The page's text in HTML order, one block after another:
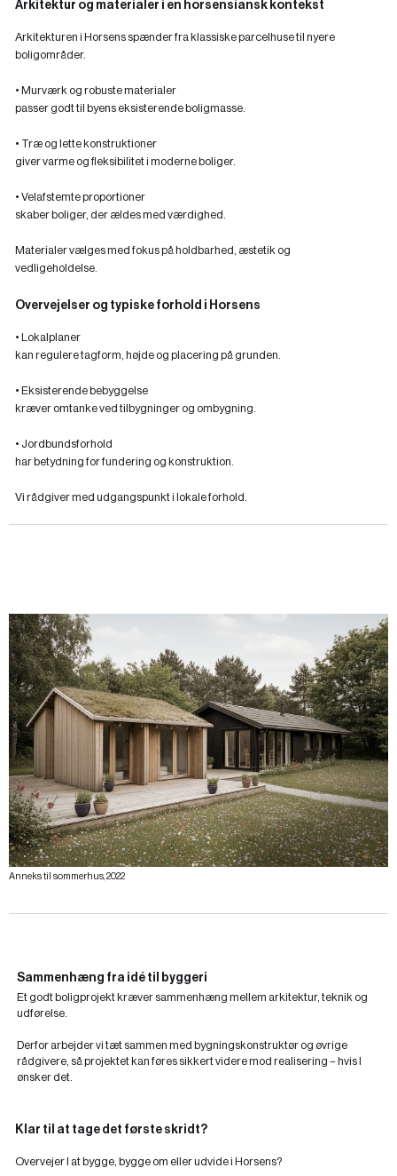
Arkitektur og materialer i en horsensiansk kontekst
Arkitekturen i Horsens spænder fra klassiske parcelhuse til nyere
boligområder.
• Murværk og robuste materialer
passer godt til byens eksisterende boligmasse.
• Træ og lette konstruktioner
giver varme og fleksibilitet i moderne boliger.
• Velafstemte proportioner
skaber boliger, der ældes med værdighed.
Materialer vælges med fokus på holdbarhed, æstetik og
vedligeholdelse.
Overvejelser og typiske forhold i Horsens
• Lokalplaner
kan regulere tagform, højde og placering på grunden.
• Eksisterende bebyggelse
kræver omtanke ved tilbygninger og ombygning.
• Jordbundsforhold
har betydning for fundering og konstruktion.
Vi rådgiver med udgangspunkt i lokale forhold.
Anneks til sommerhus, 2022
Sammenhæng fra idé til byggeri
Et godt boligprojekt kræver sammenhæng mellem arkitektur, teknik og
udførelse.
Derfor arbejder vi tæt sammen med bygningskonstruktør og øvrige
rådgivere, så projektet kan føres sikkert videre mod realisering – hvis I
ønsker det.
Klar til at tage det første skridt?
Overvejer I at bygge, bygge om eller udvide i Horsens?